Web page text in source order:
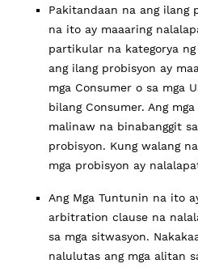
Pakitandaan na ang ilang
na ito ay maaaring
partikular na kategorya
ang ilang probisyon ay
mga Consumer o sa mga
bilang Consumer. Ang
malinaw na binabanggit
probisyon. Kung walang
mga probisyon ay
Ang Mga Tuntunin na ito
arbitration clause na
sa mga sitwasyon.
nalulutas ang mga alitan